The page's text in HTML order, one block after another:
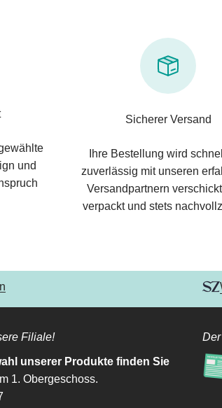
und
Sicherer Versand
Ihre Bestellung wird
zuverlässig mit unseren
Versandpartnern
verpackt und stets
Filiale!
unserer Produkte finden Sie
1. Obergeschoss.